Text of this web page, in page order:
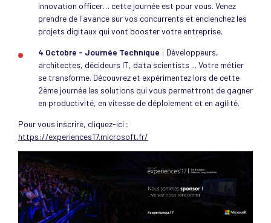
innovation officer… cette journée est pour vous. Venez
prendre de l'avance sur vos concurrents et enclenchez les
projets digitaux qui vont booster votre entreprise.
4 Octobre - Journée Technique : Développeurs,
architectes, décideurs IT, data scientists ... Votre métier
se transforme. Découvrez et expérimentez lors de cette
2ème journée les solutions qui vous permettront de gagner
en productivité, en vitesse de déploiement et en agilité.
Pour vous inscrire, cliquez-ici :
https://experiences17.microsoft.fr/